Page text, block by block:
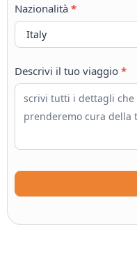
Nazionalità *
Descrivi il tuo viaggio *